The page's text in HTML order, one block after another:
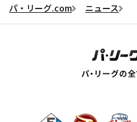
パ・リーグ.com ニュース